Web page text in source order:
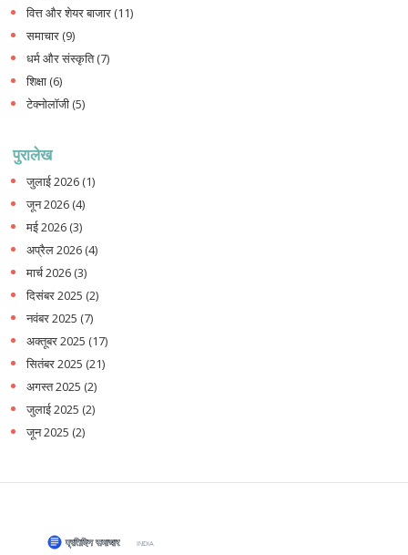
वित्त और शेयर बाजार (11)
समाचार (9)
धर्म और संस्कृति(7)
शिक्षा (6)
टेक्नोलॉजी (5)
पुरालेख
जुलाई 2026 (1)
जून 2026 (4)
मई 2026 (3)
अप्रैल 2026 (4)
मार्च 2026 (3)
दिसंबर 2025 (2)
नवंबर 2025 (7)
अक्तूबर 2025 (17)
सितंबर 2025 (21)
अगस्त 2025 (2)
जुलाई 2025 (2)
जून 2025 (2)